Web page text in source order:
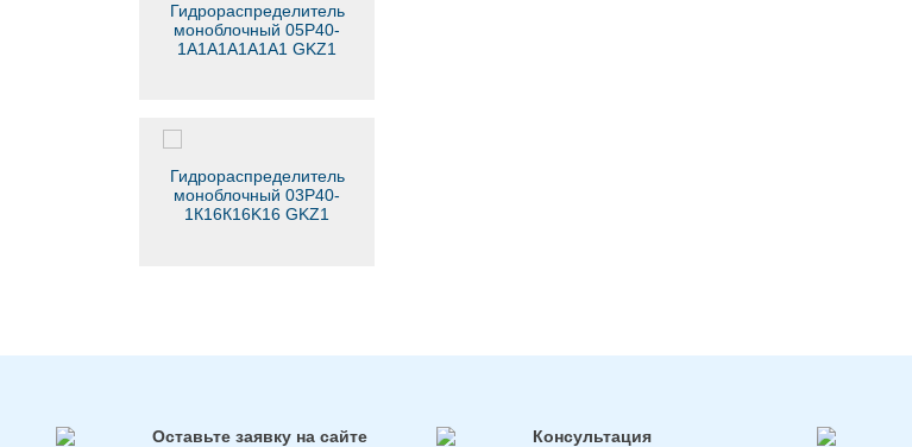
Гидрораспределитель
моноблочный 05Р40-
1А1А1A1A1A1 GKZ1
Гидрораспределитель
моноблочный 03Р40-
1К16К16K16 GKZ1
Оставьте заявку на сайте
Консультация